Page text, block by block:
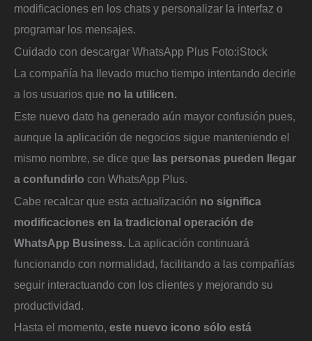
modificaciones en los chats y personalizar la interfaz o
programar los mensajes.
Cuidado con descargar WhatsApp Plus Foto:iStock
La compañía ha llevado mucho tiempo intentando decirle
a los usuarios que no la utilicen.
Este nuevo dato ha generado aún mayor confusión pues,
aunque la aplicación de negocios sigue manteniendo el
mismo nombre, se dice que las personas pueden llegar
a confundirlo con WhatsApp Plus.
Cabe recalcar que esta actualización no significa
modificaciones en la tradicional operación de
WhatsApp Business. La aplicación continuará
funcionando con normalidad, facilitando a las compañías
seguir interactuando con los clientes y mejorando su
productividad.
Hasta el momento, este nuevo icono sólo está